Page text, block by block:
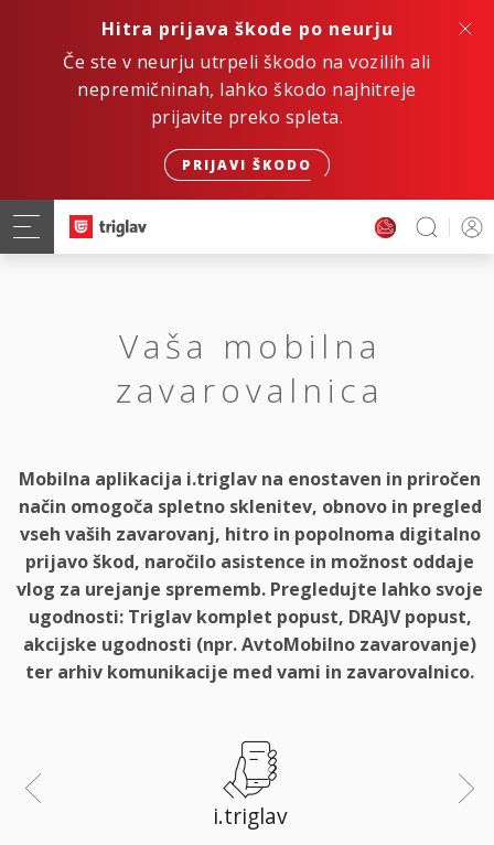
Hitra prijava škode po neurju
Če ste v neurju utrpeli škodo na vozilih ali
nepremičninah, lahko škodo najhitreje
prijavite preko spleta.
PRIJAVI ŠKODO
Vaša mobilna
zavarovalnica
Mobilna aplikacija i.triglav na enostaven in priročen
način omogoča spletno sklenitev, obnovo in pregled
vseh vaših zavarovanj, hitro in popolnoma digitalno
prijavo škod, naročilo asistence in možnost oddaje
vlog za urejanje sprememb. Pregledujte lahko svoje
ugodnosti: Triglav komplet popust, DRAJV popust,
akcijske ugodnosti (npr. AvtoMobilno zavarovanje)
ter arhiv komunikacije med vami in zavarovalnico.
i.triglav